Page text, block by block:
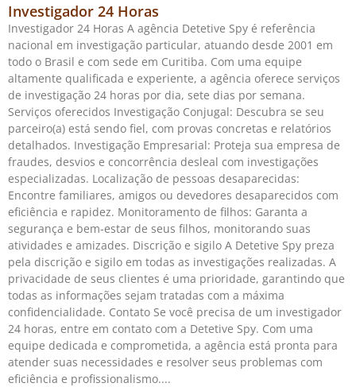
Investigador 24 Horas
Investigador 24 Horas A agência Detetive Spy é referência
nacional em investigação particular, atuando desde 2001 em
todo o Brasil e com sede em Curitiba. Com uma equipe
altamente qualificada e experiente, a agência oferece serviços
de investigação 24 horas por dia, sete dias por semana.
Serviços oferecidos Investigação Conjugal: Descubra se seu
parceiro(a) está sendo fiel, com provas concretas e relatórios
detalhados. Investigação Empresarial: Proteja sua empresa de
fraudes, desvios e concorrência desleal com investigações
especializadas. Localização de pessoas desaparecidas:
Encontre familiares, amigos ou devedores desaparecidos com
eficiência e rapidez. Monitoramento de filhos: Garanta a
segurança e bem-estar de seus filhos, monitorando suas
atividades e amizades. Discrição e sigilo A Detetive Spy preza
pela discrição e sigilo em todas as investigações realizadas. A
privacidade de seus clientes é uma prioridade, garantindo que
todas as informações sejam tratadas com a máxima
confidencialidade. Contato Se você precisa de um investigador
24 horas, entre em contato com a Detetive Spy. Com uma
equipe dedicada e comprometida, a agência está pronta para
atender suas necessidades e resolver seus problemas com
eficiência e profissionalismo.